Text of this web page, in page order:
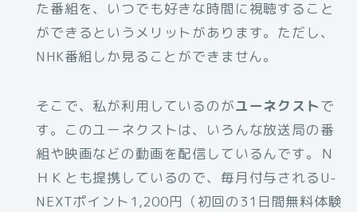
た番組を、いつでも好きな時間に視聴すること
ができるというメリットがあります。ただし、
NHK番組しか見ることができません。
そこで、私が利用しているのがユーネクストで
す。このユーネクストは、いろんな放送局の番
組や映画などの動画を配信しているんです。Ｎ
ＨＫとも提携しているので、毎月付与されるU-
NEXTポイント1,200円（初回の31日間無料体験